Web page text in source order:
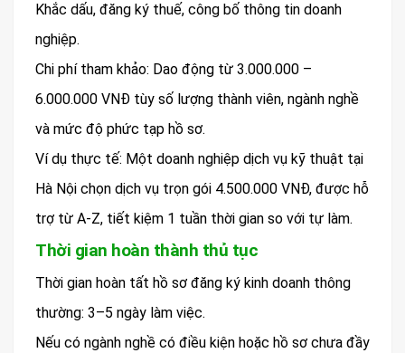
Khắc dấu, đăng ký thuế, công bố thông tin doanh
nghiệp.
Chi phí tham khảo: Dao động từ 3.000.000 –
6.000.000 VNĐ tùy số lượng thành viên, ngành nghề
và mức độ phức tạp hồ sơ.
Ví dụ thực tế: Một doanh nghiệp dịch vụ kỹ thuật tại
Hà Nội chọn dịch vụ trọn gói 4.500.000 VNĐ, được hỗ
trợ từ A-Z, tiết kiệm 1 tuần thời gian so với tự làm.
Thời gian hoàn thành thủ tục
Thời gian hoàn tất hồ sơ đăng ký kinh doanh thông
thường: 3–5 ngày làm việc.
Nếu có ngành nghề có điều kiện hoặc hồ sơ chưa đầy